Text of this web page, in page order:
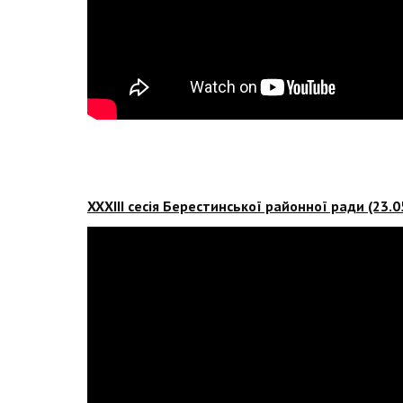
XXХІІІ сесія Берестинської районної ради